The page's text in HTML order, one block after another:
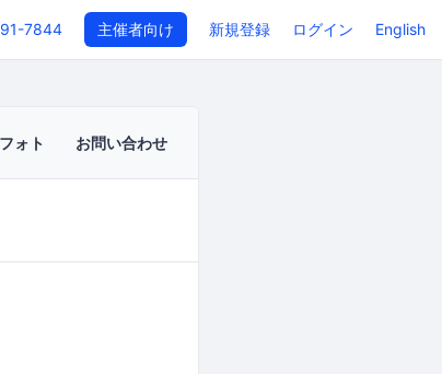
7844 主催者向け 新規登録 ログイン English
フォト お問い合わせ